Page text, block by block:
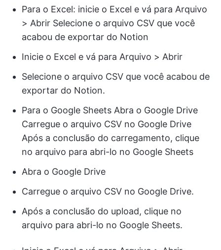
Para o Excel: inicie o Excel e vá para Arquivo
> Abrir Selecione o arquivo CSV que você
acabou de exportar do Notion
Inicie o Excel e vá para Arquivo > Abrir
Selecione o arquivo CSV que você acabou de
exportar do Notion.
Para o Google Sheets Abra o Google Drive
Carregue o arquivo CSV no Google Drive
Após a conclusão do carregamento, clique
no arquivo para abri-lo no Google Sheets
Abra o Google Drive
Carregue o arquivo CSV no Google Drive.
Após a conclusão do upload, clique no
arquivo para abri-lo no Google Sheets.